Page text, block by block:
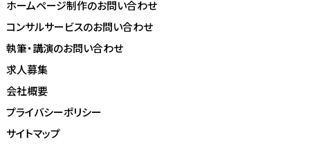
ホームページ制作のお問い合わせ
コンサルサービスのお問い合わせ
執筆・講演のお問い合わせ
求人募集
会社概要
プライバシーポリシー
サイトマップ